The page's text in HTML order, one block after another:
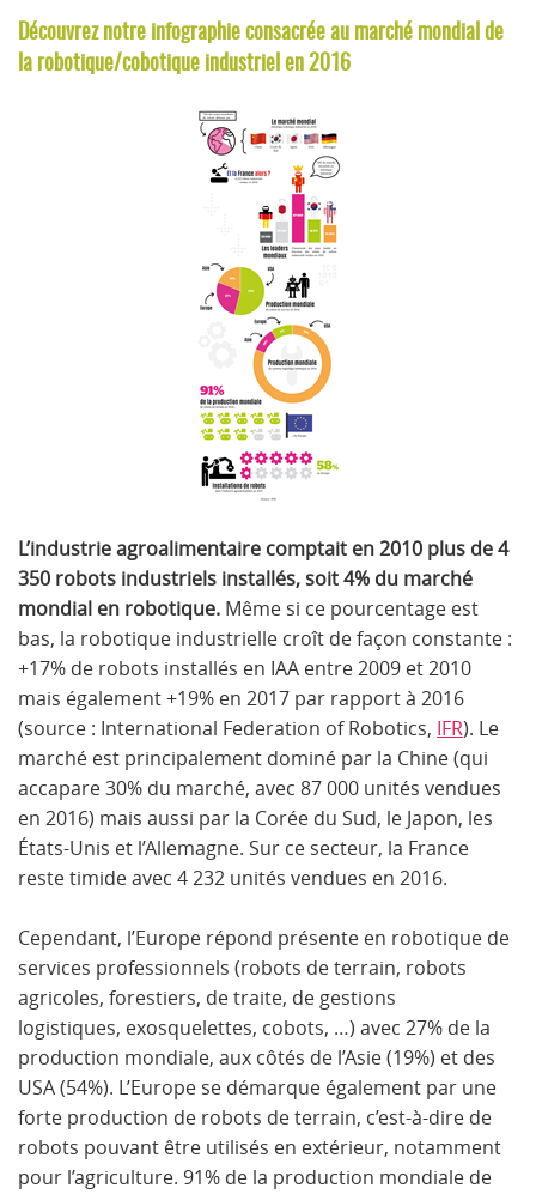
Découvrez notre infographie consacrée au marché mondial de
la robotique/cobotique industriel en 2016
L’industrie agroalimentaire comptait en 2010 plus de 4
350 robots industriels installés, soit 4% du marché
mondial en robotique. Même si ce pourcentage est
bas, la robotique industrielle croît de façon constante :
+17% de robots installés en IAA entre 2009 et 2010
mais également +19% en 2017 par rapport à 2016
(source : International Federation of Robotics, IFR). Le
marché est principalement dominé par la Chine (qui
accapare 30% du marché, avec 87 000 unités vendues
en 2016) mais aussi par la Corée du Sud, le Japon, les
États-Unis et l’Allemagne. Sur ce secteur, la France
reste timide avec 4 232 unités vendues en 2016.
Cependant, l’Europe répond présente en robotique de
services professionnels (robots de terrain, robots
agricoles, forestiers, de traite, de gestions
logistiques, exosquelettes, cobots, …) avec 27% de la
production mondiale, aux côtés de l’Asie (19%) et des
USA (54%). L’Europe se démarque également par une
forte production de robots de terrain, c’est-à-dire de
robots pouvant être utilisés en extérieur, notamment
pour l’agriculture. 91% de la production mondiale de